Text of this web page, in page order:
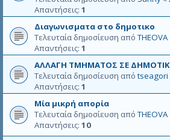
Απαντήσεις: 1
Διαγωνισματα στο δημοτικο
Τελευταία δημοσίευση από THEOVA
Απαντήσεις: 1
ΑΛΛΑΓΗ ΤΜΗΜΑΤΟΣ ΣΕ
Τελευταία δημοσίευση από tseagori
Απαντήσεις: 1
Μία μικρή απορία
Τελευταία δημοσίευση από THEOVA
Απαντήσεις: 10